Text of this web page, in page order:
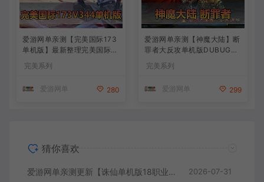
爱游网单亲测【完美国际173
单机版】最新整理完美国际17
3V344新15职业鸿利商城版
装备精炼128倍 视频安装教学
完美系列
爱游网单 280
爱游网单亲测【神魔大陆】断
罪者大反攻单机版DUBUG命
令可发物品道具装备叶子虚拟
机一键端视频安装教学
完美系列
爱游网单 299
猜你喜欢
爱游网单亲测更新【诛仙单机版18职业】最新整理桃源诛仙精修第4版 配套GM工具可发物品装备点券 配套工具大全 虚拟机一键端 视频安装教学+手工端文本教学 2026-07-31